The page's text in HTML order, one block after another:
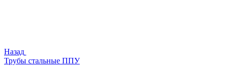
Назад
Трубы стальные ППУ